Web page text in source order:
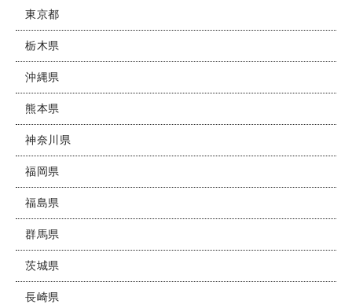
東京都
栃木県
沖縄県
熊本県
神奈川県
福岡県
福島県
群馬県
茨城県
長崎県